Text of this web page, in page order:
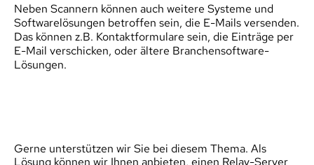
Neben Scannern können auch weitere Systeme und
Softwarelösungen betroffen sein, die E-Mails versenden.
Das können z.B. Kontaktformulare sein, die Einträge per
E-Mail verschicken, oder ältere Branchensoftware-
Lösungen.
Gerne unterstützen wir Sie bei diesem Thema. Als
Lösung können wir Ihnen anbieten, einen Relay-Server